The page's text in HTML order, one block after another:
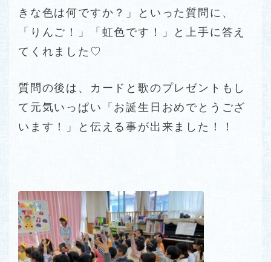
きな色は何ですか？」といった質問に、
「りんご！」「虹色です！」と上手に答え
てくれました♡
質問の後は、カードと歌のプレゼントもし
て元気いっぱい「お誕生日おめでとうござ
います！」と伝える事が出来ました！！